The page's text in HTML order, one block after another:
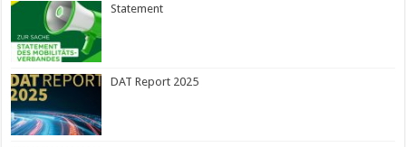
Statement
DAT Report 2025